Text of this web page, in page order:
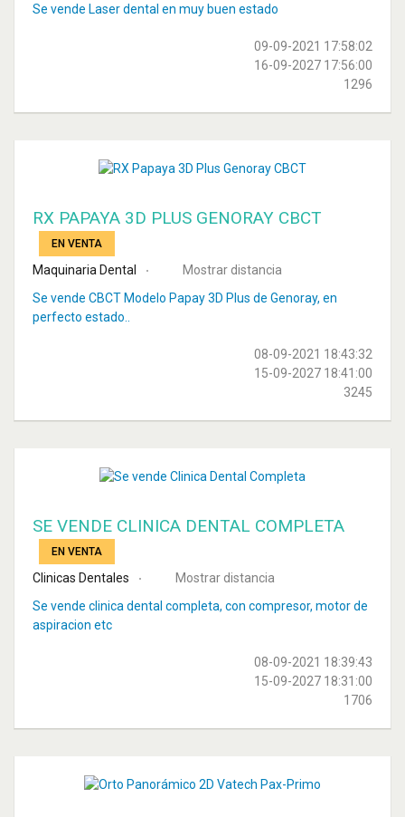
Se vende Laser dental en muy buen estado
09-09-2021 17:58:02
16-09-2027 17:56:00
1296
RX PAPAYA 3D PLUS GENORAY CBCT
EN VENTA
Maquinaria Dental
Mostrar distancia
Se vende CBCT Modelo Papay 3D Plus de Genoray, en
perfecto estado..
08-09-2021 18:43:32
15-09-2027 18:41:00
3245
SE VENDE CLINICA DENTAL COMPLETA
EN VENTA
Clinicas Dentales
Mostrar distancia
Se vende clinica dental completa, con compresor, motor de
aspiracion etc
08-09-2021 18:39:43
15-09-2027 18:31:00
1706